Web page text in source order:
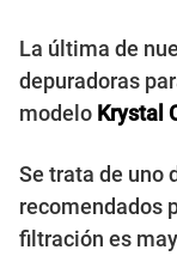
La última de
depuradoras
modelo Krystal
Se trata de uno
recomendados
filtración es